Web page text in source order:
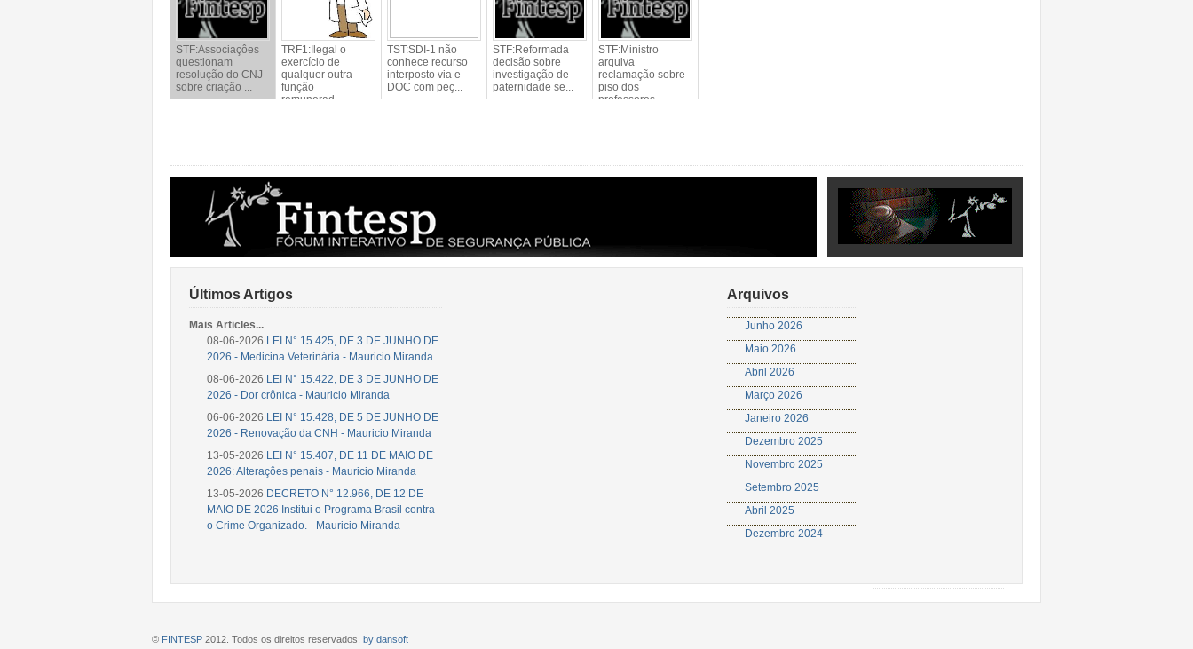
STF:Associaçôes
questionam
resolução do CNJ
sobre criação ...
TRF1:Ilegal o
exercício de
qualquer outra
função
remunerad...
TST:SDI-1 não
conhece recurso
interposto via e-
DOC com peç...
STF:Reformada
decisão sobre
investigação de
paternidade se...
STF:Ministro
arquiva
reclamação sobre
piso dos
professores...
Últimos Artigos
Mais Articles...
08-06-2026 LEI N° 15.425, DE 3 DE JUNHO DE
2026 - Medicina Veterinária - Mauricio Miranda
08-06-2026 LEI N° 15.422, DE 3 DE JUNHO DE
2026 - Dor crônica - Mauricio Miranda
06-06-2026 LEI N° 15.428, DE 5 DE JUNHO DE
2026 - Renovação da CNH - Mauricio Miranda
13-05-2026 LEI N° 15.407, DE 11 DE MAIO DE
2026: Alteraçôes penais - Mauricio Miranda
13-05-2026 DECRETO N° 12.966, DE 12 DE
MAIO DE 2026 Institui o Programa Brasil contra
o Crime Organizado. - Mauricio Miranda
Arquivos
Junho 2026
Maio 2026
Abril 2026
Março 2026
Janeiro 2026
Dezembro 2025
Novembro 2025
Setembro 2025
Abril 2025
Dezembro 2024
© FINTESP 2012. Todos os direitos reservados. by dansoft